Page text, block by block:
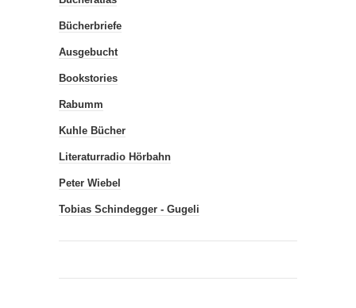
Bücherbriefe
Ausgebucht
Bookstories
Rabumm
Kuhle Bücher
Literaturradio Hörbahn
Peter Wiebel
Tobias Schindegger - Gugeli